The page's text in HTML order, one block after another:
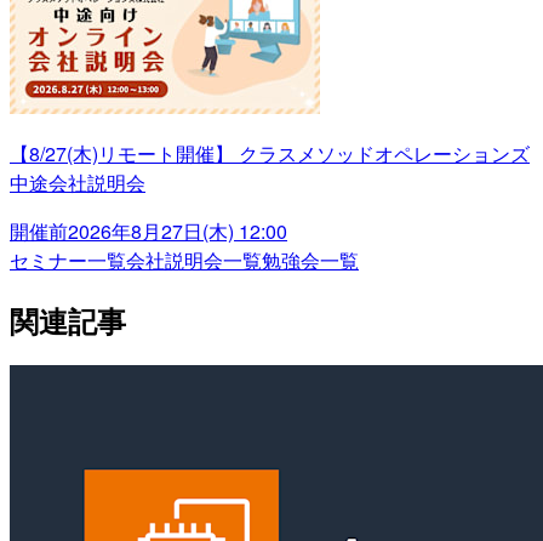
【8/27(木)リモート開催】 クラスメソッドオペレーションズ
中途会社説明会
開催前2026年8月27日(木) 12:00
セミナー一覧会社説明会一覧勉強会一覧
関連記事